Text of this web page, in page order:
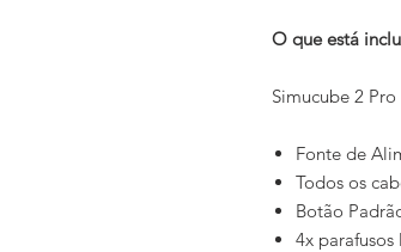
O que está
Simucube 2
Fonte de
Todos os
Botão
4x parafusos